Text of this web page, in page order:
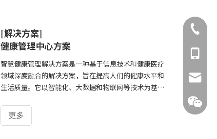
[解决方案]
健康管理中心方案
智慧健康管理解决方案是一种基于信息技术和健康医疗
领域深度融合的解决方案，旨在提高人们的健康水平和
生活质量。它以智能化、大数据和物联网等技术为基
理和共享，提供个性化的健康管理服务和风险预警，帮
助人们更好地管理自己的健康，预防和控制疾病的发生
更多
+86-